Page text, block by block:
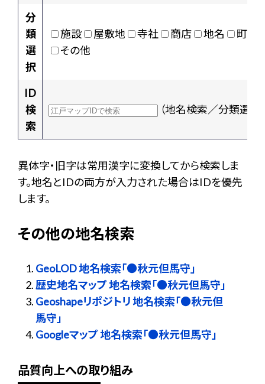
分
類
選
択
施設 屋敷地 寺社 商店 地名
町村
その他
ID
検
索
（地名検索／分類選択
異体字・旧字は常用漢字に変換してから検索しま
す。地名とIDの両方が入力された場合はIDを優先
します。
その他の地名検索
GeoLOD 地名検索「●秋元但馬守」
歴史地名マップ 地名検索「●秋元但馬守」
Geoshapeリポジトリ 地名検索「●秋元但
馬守」
Googleマップ 地名検索「●秋元但馬守」
品質向上への取り組み